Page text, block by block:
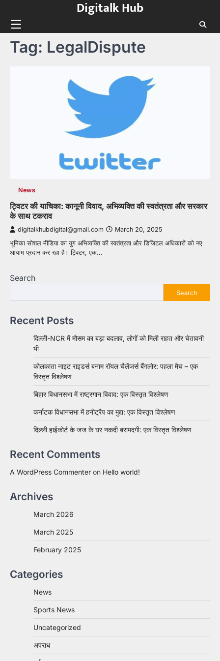
content
Digitalk Hub
Tag: LegalDispute
News
ट्विटर की याचिका: कानूनी विवाद, अभिव्यक्ति की स्वतंत्रता और सरकार
के साथ टकराव
digitalkhubdigital@gmail.com March 20, 2025
भूमिका सोशल मीडिया का युग अभिव्यक्ति की स्वतंत्रता और डिजिटल अधिकारों को नए
आयाम प्रदान कर रहा है। ट्विटर, एक…
Search
Search
Recent Posts
दिल्ली-NCR में मौसम का बड़ा बदलाव, लोगों को मिली राहत और चेतावनी
भी
कोलकाता नाइट राइडर्स बनाम रॉयल चैलेंजर्स बैंगलोर: पहला मैच – एक
विस्तृत विश्लेषण
बिहार विधानसभा में राष्ट्रगान विवाद: एक विस्तृत विश्लेषण
कर्नाटक विधानसभा में हनीट्रैप का मुद्दा: एक विस्तृत विश्लेषण
दिल्ली हाईकोर्ट के जज के घर नकदी बरामदगी: एक विस्तृत विश्लेषण
Recent Comments
A WordPress Commenter on Hello world!
Archives
March 2026
March 2025
February 2025
Categories
News
Sports News
Uncategorized
अपराध